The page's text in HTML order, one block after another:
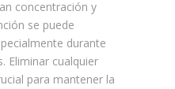
concentración y
se puede
durante
Eliminar cualquier
para mantener la